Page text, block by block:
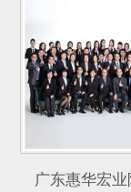
广东惠华宏